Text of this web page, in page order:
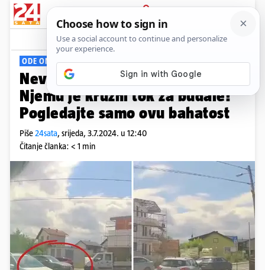
PRIJAVA
Viral Komentari
ODE ON PRAVO...
Nevjerojatna snimka iz Sesveta:
Njemu je kružni tok za budale!
Pogledajte samo ovu bahatost
Piše24sata, srijeda, 3.7.2024. u 12:40
Čitanje članka: < 1 min